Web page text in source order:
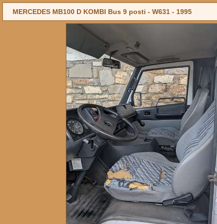
MERCEDES MB100 D KOMBI Bus 9 posti - W631 - 1995